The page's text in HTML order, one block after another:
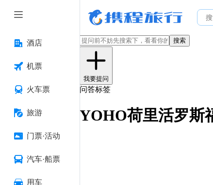
酒店
机票
火车票
旅游
门票·活动
汽车·船票
用车
搜索
我要提问
问答标签
YOHO荷里活罗斯